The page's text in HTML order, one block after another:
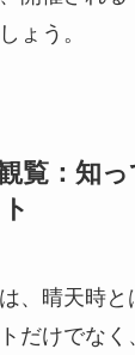
ょう。
覧：知
、晴天時と
だけでな